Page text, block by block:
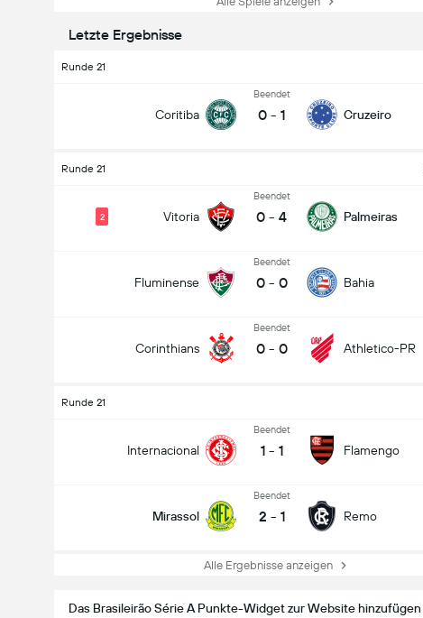
Letzte Ergebnisse
Runde 21
Coritiba
Beendet
0 - 1 Cruzeiro
Runde 21
Vitoria
2
Beendet
0 - 4 Palmeiras
Fluminense
Beendet
0 - 0 Bahia
Corinthians
Beendet
0 - 0 Athletico-PR
Runde 21
Internacional
Beendet
1 - 1 Flamengo
Mirassol
Beendet
2 - 1 Remo
Alle Ergebnisse anzeigen
Das Brasileirão Série A Punkte-Widget zur Website hinzufügen